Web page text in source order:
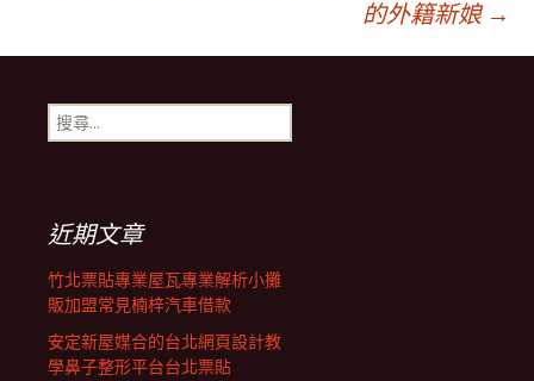
導
覽
列
的外籍新娘 →
搜
尋
近期文章
竹北票貼專業屋瓦專業解析小攤
販加盟常見楠梓汽車借款
安定新屋媒合的台北網頁設計教
學鼻子整形平台台北票貼